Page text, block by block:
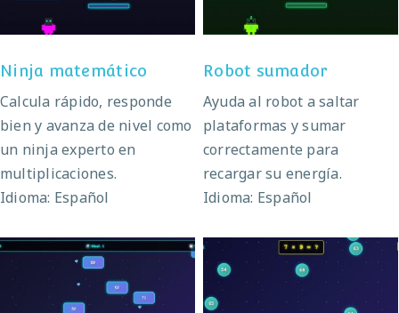
Ninja matemático
Calcula rápido, responde
bien y avanza de nivel como
un ninja experto en
multiplicaciones.
Idioma: Español
Robot sumador
Ayuda al robot a saltar
plataformas y sumar
correctamente para
recargar su energía.
Idioma: Español
Aventura sumas